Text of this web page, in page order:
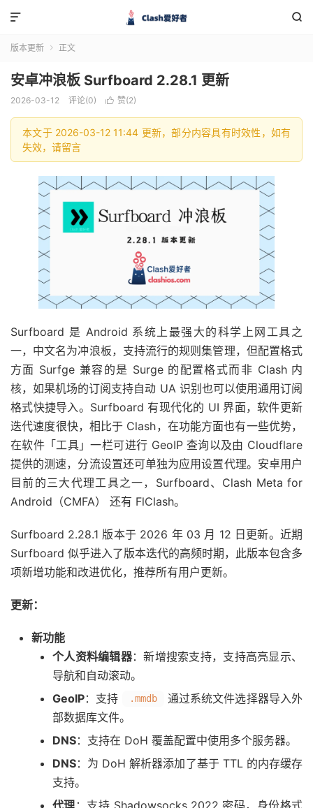


版本更新  正文
安卓冲浪板 Surfboard 2.28.1 更新
2026-03-12 评论(0)  赞(2)
本文于 2026-03-12 11:44 更新，部分内容具有时效性，如有
失效，请留言
Surfboard 是 Android 系统上最强大的科学上网工具之
一，中文名为冲浪板，支持流行的规则集管理，但配置格式
方面 Surfge 兼容的是 Surge 的配置格式而非 Clash 内
核，如果机场的订阅支持自动 UA 识别也可以使用通用订阅
格式快捷导入。Surfboard 有现代化的 UI 界面，软件更新
迭代速度很快，相比于 Clash，在功能方面也有一些优势，
在软件「工具」一栏可进行 GeoIP 查询以及由 Cloudflare
提供的测速，分流设置还可单独为应用设置代理。安卓用户
目前的三大代理工具之一，Surfboard、Clash Meta for
Android（CMFA） 还有 FlClash。
Surfboard 2.28.1 版本于 2026 年 03 月 12 日更新。近期
Surfboard 似乎进入了版本迭代的高频时期，此版本包含多
项新增功能和改进优化，推荐所有用户更新。
更新：
新功能
个人资料编辑器：新增搜索支持，支持高亮显示、
导航和自动滚动。
GeoIP：支持 .mmdb
通过系统文件选择器导入外
部数据库文件。
DNS：支持在 DoH 覆盖配置中使用多个服务器。
DNS：为 DoH 解析器添加了基于 TTL 的内存缓存
支持。